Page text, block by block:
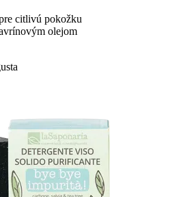
citlivú pokožku
olejom